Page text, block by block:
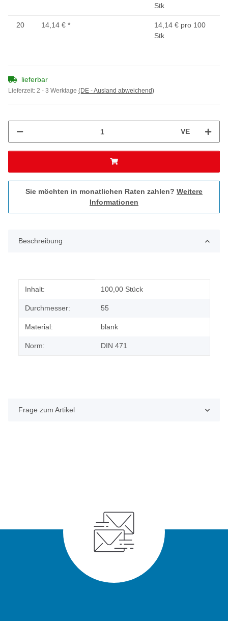
Stk
20 14,14 € *
14,14 € pro 100
Stk
lieferbar
Lieferzeit: 2 - 3 Werktage (DE - Ausland abweichend)
VE
Sie möchten in monatlichen Raten zahlen? Weitere
Informationen
Beschreibung
Produkteigenschaft
Wert
Inhalt: 100,00 Stück
Durchmesser: 55
Material: blank
Norm: DIN 471
Frage zum Artikel